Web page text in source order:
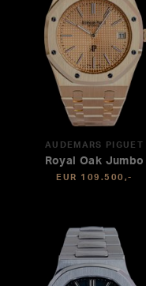
AUDEMARS PIGUET
Royal Oak Jumbo
EUR 109.500,-